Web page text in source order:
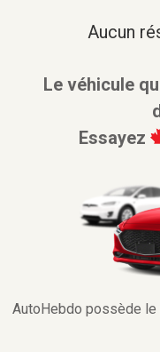
Aucun
Le véhicule
Essayez
AutoHebdo possède le